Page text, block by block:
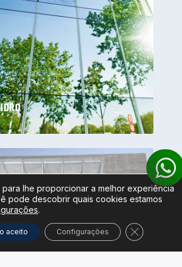
lhe proporcionar a melhor experiência
pode descobrir quais cookies estamos
.
aceito Configurações Close